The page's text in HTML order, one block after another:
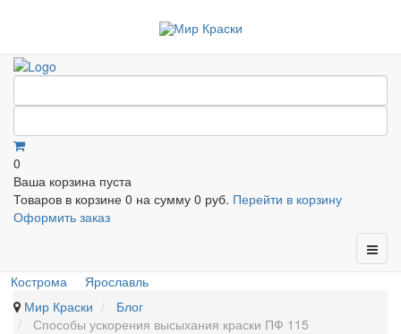
0
Ваша корзина пуста
Товаров в корзине 0 на сумму 0 руб. Перейти в корзину
Оформить заказ
Кострома
Ярославль
Мир Краски
Блог
Способы ускорения высыхания краски ПФ 115